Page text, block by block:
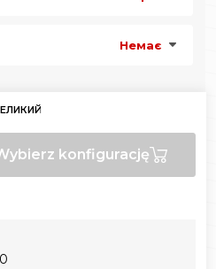
Немає
konfigurację